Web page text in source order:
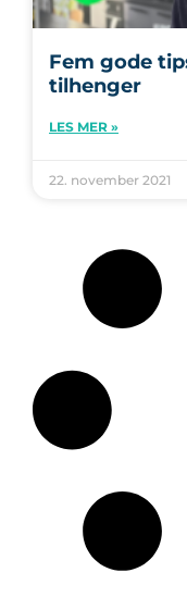
Fem gode
tilhenger
LES MER »
22. november 2021